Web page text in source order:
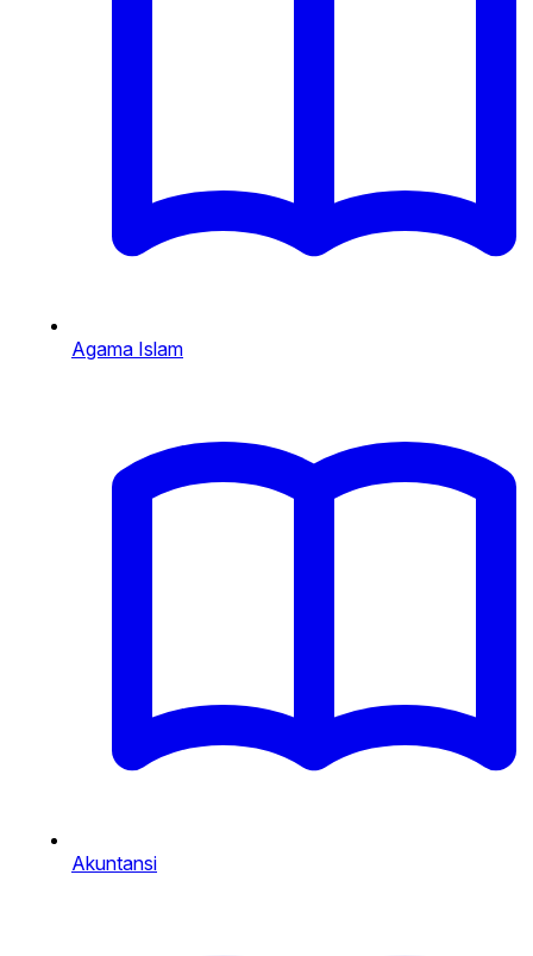
Agama Islam
Akuntansi